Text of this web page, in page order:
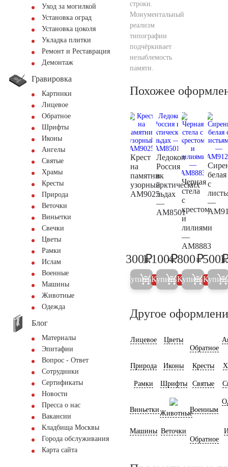
Уход за могилкой
Установка оград
Установка цоколя
Укладка плитки
Ремонт и Реставрация
Демонтаж
Гравировка
Картинки
Лицевое
Обратное
Шрифты
Иконы
Ангелы
Святые
Храмы
Кресты
Природа
Веточки
Виньетки
Свечки
Цветы
Рамки
Ислам
Военные
Машины
Животные
Одежда
Блог
Материалы
Эпитафии
Вопрос - Ответ
Сотрудники
Сертификаты
Новости
Пресса о нас
Вакансии
Кладбища Москвы
Города обслуживания
Карта сайта
строки.
Монументальный
реализм
типографии
подчёркивает
незыблемость
памяти.
Похожее
Крест
на
памятник
узорный
AM9025
300
300₽
Купить 5%
Ледокол
Россия
в
арктических
льдах
—
AM8501
1.200
1.100₽
Купить 5%
Черная
стела
с
крестом
и
лилиями
—
AM8883
5.000
4.800₽
Купить 5%
белая
с
—
500
Купить
Другое
Лицевое
Цветы
Обратное
Природа Иконы Кресты
Рамки Шрифты Святые
ВиньеткиЖивотныеВоенным
Машины Веточки
Обратное